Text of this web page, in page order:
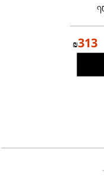
₪313